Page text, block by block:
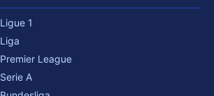
Ligue 1
Liga
Premier League
Serie A